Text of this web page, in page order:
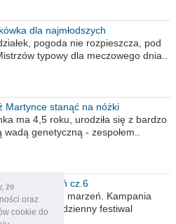
że
oraz
cookie do
dla najmłodszych
pogoda nie rozpieszcza, pod
typowy dla meczowego dnia..
Martynce stanąć na nóżki
ma 4,5 roku, urodziła się z bardzo
wadą genetyczną - zespołem..
moich marzeń cz.6
kres moich marzeń. Kampania
czyli niecodzienny festiwal